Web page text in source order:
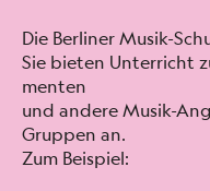
Die Berlin­er Musik-
Sie bieten Unter­richt
menten
und andere Musik-
Grup­pen an.
Zum Beispiel: